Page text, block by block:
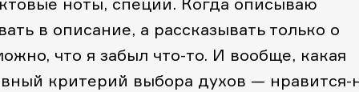
в описание, а рассказывать только о
что я забыл что-то. И вообще, какая
критерий выбора духов — нравится-